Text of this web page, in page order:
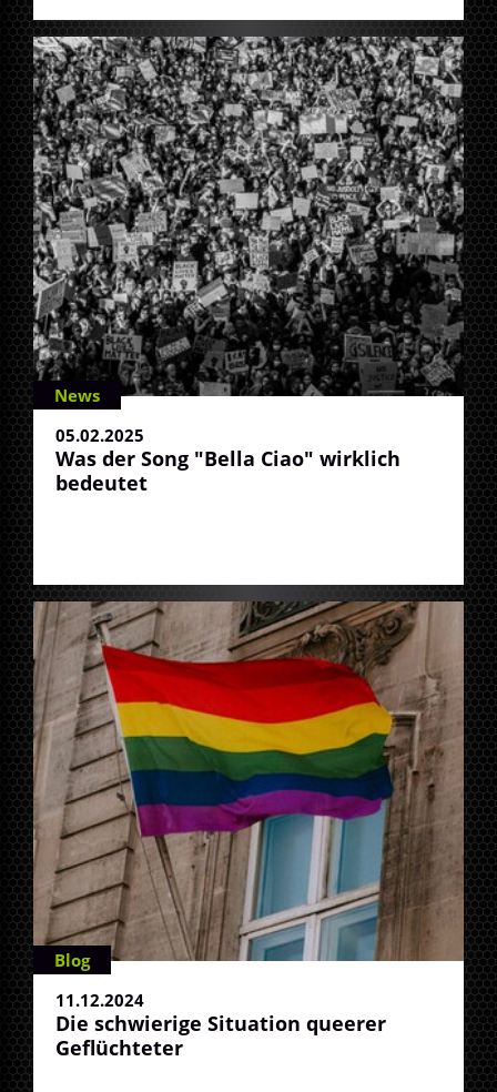
News
05.02.2025
Was der Song "Bella Ciao" wirklich
bedeutet
Blog
11.12.2024
Die schwierige Situation queerer
Geflüchteter